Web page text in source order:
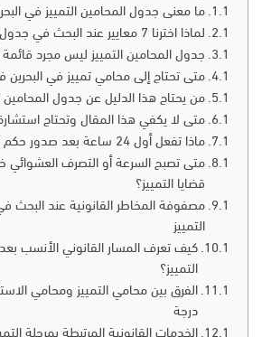
ما معنى جدول المحامين التمييز في
لماذا اخترنا 7 معايير عند البحث في جدول المحامين التمييز؟
جدول المحامين التمييز ليس مجرد
متى تحتاج إلى محامي تمييز في البحرين
من يحتاج هذا الدليل عن جدول المحامين
متى لا يكفي هذا المقال وتحتاج
ماذا تفعل أول 24 ساعة بعد صدور حكم قد يحتاج تمييز؟
متى تصبح السرعة أو التصرف العشوائي
قضايا التمييز؟
مصفوفة المخاطر القانونية عند البحث
التمييز
كيف تعرف المسار القانوني الأنسب
التمييز؟
الفرق بين محامي التمييز ومحامي
درجة
الخدمات القانونية المرتبطة بمرحلة